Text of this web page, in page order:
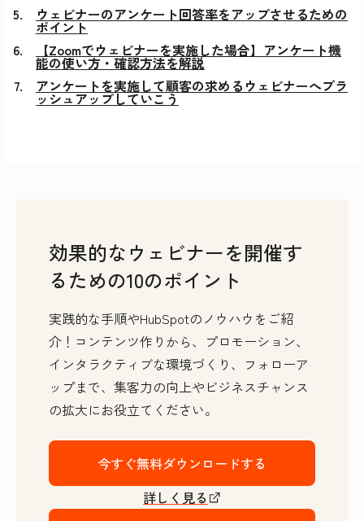
ウェビナーのアンケート回答率をアップさせるための
ポイント
【Zoomでウェビナーを実施した場合】アンケート機
能の使い方・確認方法を解説
アンケートを実施して顧客の求めるウェビナーへブラ
ッシュアップしていこう
効果的なウェビナーを開催す
るための10のポイント
実践的な手順やHubSpotのノウハウをご紹
介！コンテンツ作りから、プロモーション、
インタラクティブな環境づくり、フォローア
ップまで、集客力の向上やビジネスチャンス
の拡大にお役立てください。
今すぐ無料ダウンロードする
詳しく見る